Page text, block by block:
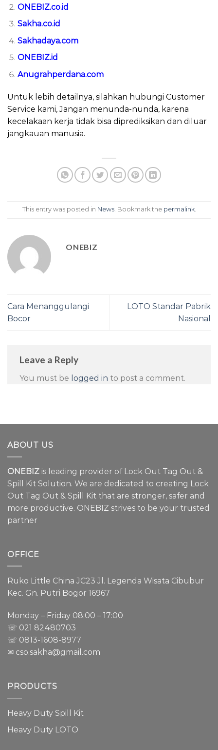
ONEBIZ.co.id
Sakha.co.id
Sakhadaya.com
ONEBIZ.id
Anugrahperdana.com
Untuk lebih detailnya, silahkan hubungi Customer
Service kami, Jangan menunda-nunda, karena
kecelakaan kerja tidak bisa diprediksikan dan diluar
jangkauan manusia.
This entry was posted in News. Bookmark the permalink.
ONEBIZ
Cara Menanggulangi
Bocor
LOTO Standar Pabrik
Nasional
Leave a Reply
You must be logged in to post a comment.
ABOUT US
ONEBIZ is leading provider of Lock Out Tag Out &
Spill Kit Solution. We are dedicated to creating Lock
Out Tag Out & Spill Kit that are stronger, safer and
more productive. ONEBIZ strives to be your trusted
partner
OFFICE
Ruko Little China JC23 Jl. Legenda Wisata Cibubur
Kec. Gn. Putri Bogor 16967
Monday – Friday 08:00 – 17:00
☏ 021 82480703
☏ 0813-1608-8977
✉ cso.sakha@gmail.com
PRODUCTS
Heavy Duty Spill Kit
Heavy Duty LOTO